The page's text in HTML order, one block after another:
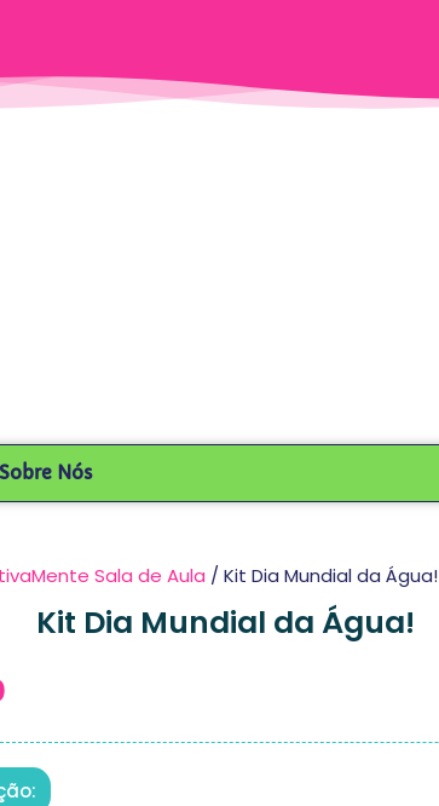
Sobre Nós
Sala de Aula / Kit Dia Mundial da Água!
Kit Dia Mundial da Água!